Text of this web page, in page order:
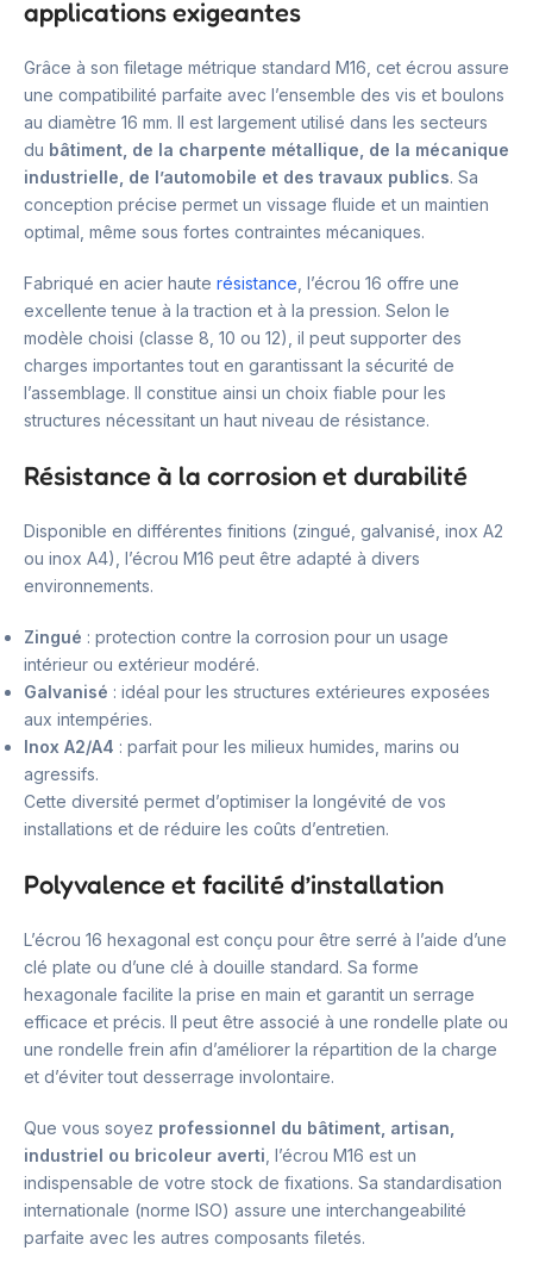
applications exigeantes
Grâce à son filetage métrique standard M16, cet écrou assure
une compatibilité parfaite avec l’ensemble des vis et boulons
au diamètre 16 mm. Il est largement utilisé dans les secteurs
du bâtiment, de la charpente métallique, de la mécanique
industrielle, de l’automobile et des travaux publics. Sa
conception précise permet un vissage fluide et un maintien
optimal, même sous fortes contraintes mécaniques.
Fabriqué en acier haute résistance , l’écrou 16 offre une
excellente tenue à la traction et à la pression. Selon le
modèle choisi (classe 8, 10 ou 12), il peut supporter des
charges importantes tout en garantissant la sécurité de
l’assemblage. Il constitue ainsi un choix fiable pour les
structures nécessitant un haut niveau de résistance.
Résistance à la corrosion et durabilité
Disponible en différentes finitions (zingué, galvanisé, inox A2
ou inox A4), l’écrou M16 peut être adapté à divers
environnements.
Zingué : protection contre la corrosion pour un usage
intérieur ou extérieur modéré.
Galvanisé : idéal pour les structures extérieures exposées
aux intempéries.
Inox A2/A4 : parfait pour les milieux humides, marins ou
agressifs.
Cette diversité permet d’optimiser la longévité de vos
installations et de réduire les coûts d’entretien.
Polyvalence et facilité d’installation
L’écrou 16 hexagonal est conçu pour être serré à l’aide d’une
clé plate ou d’une clé à douille standard. Sa forme
hexagonale facilite la prise en main et garantit un serrage
efficace et précis. Il peut être associé à une rondelle plate ou
une rondelle frein afin d’améliorer la répartition de la charge
et d’éviter tout desserrage involontaire.
Que vous soyez professionnel du bâtiment, artisan,
industriel ou bricoleur averti , l’écrou M16 est un
indispensable de votre stock de fixations. Sa standardisation
internationale (norme ISO) assure une interchangeabilité
parfaite avec les autres composants filetés.